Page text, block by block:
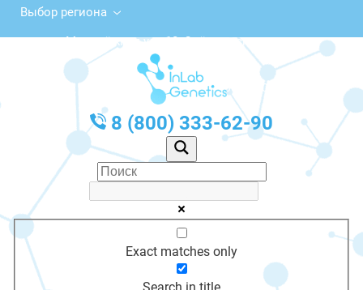
Выбор региона
Молодёжная ул., 10, Олёкминск
с 10:00 до 20:00
График работы: Пн-Пт с 10:00 до 20:00
8 (800) 333-62-90
Exact matches only
Search in title